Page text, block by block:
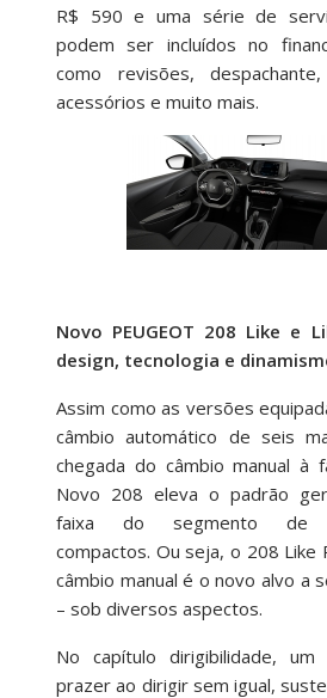
R$ 590 e uma série de
podem ser incluídos no
como revisões,
acessórios e muito mais.
Novo PEUGEOT 208 Like e
design, tecnologia e
Assim como as versões
câmbio automático de seis
chegada do câmbio manual à
Novo 208 eleva o padrão
faixa do segmento de
compactos. Ou seja, o 208 Like
câmbio manual é o novo alvo a
– sob diversos aspectos.
No capítulo dirigibilidade,
prazer ao dirigir sem igual,